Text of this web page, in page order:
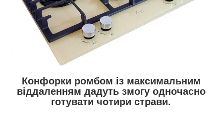
Конфорки ромбом із максимальним
віддаленням дадуть змогу одночасно
готувати чотири страви.